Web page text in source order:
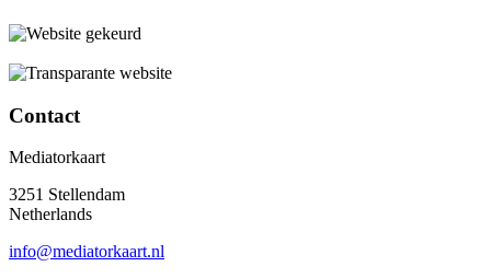
Contact
Mediatorkaart
3251 Stellendam
Netherlands
info@mediatorkaart.nl